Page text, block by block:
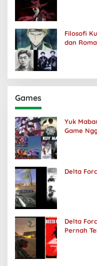
Filosofi
dan
Games
Yuk
Game
Delta
Delta
Pernah